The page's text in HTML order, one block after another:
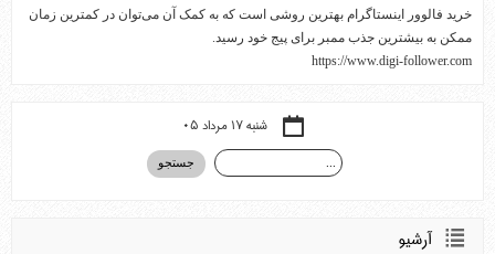
خرید فالوور اینستاگرام بهترین روشی است که به کمک آن می‌توان در کمترین زمان
ممکن به بیشترین جذب ممبر برای پیج خود رسید.
https://www.digi-follower.com
شنبه ۱۷ مرداد ۰۵
آرشيو